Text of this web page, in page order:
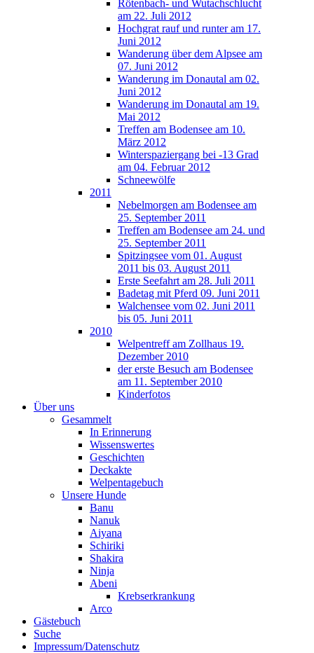
Rötenbach- und Wutachschlucht
am 22. Juli 2012
Hochgrat rauf und runter am 17.
Juni 2012
Wanderung über dem Alpsee am
07. Juni 2012
Wanderung im Donautal am 02.
Juni 2012
Wanderung im Donautal am 19.
Mai 2012
Treffen am Bodensee am 10.
März 2012
Winterspaziergang bei -13 Grad
am 04. Februar 2012
Schneewölfe
2011
Nebelmorgen am Bodensee am
25. September 2011
Treffen am Bodensee am 24. und
25. September 2011
Spitzingsee vom 01. August
2011 bis 03. August 2011
Erste Seefahrt am 28. Juli 2011
Badetag mit Pferd 09. Juni 2011
Walchensee vom 02. Juni 2011
bis 05. Juni 2011
2010
Welpentreff am Zollhaus 19.
Dezember 2010
der erste Besuch am Bodensee
am 11. September 2010
Kinderfotos
Über uns
Gesammelt
In Erinnerung
Wissenswertes
Geschichten
Deckakte
Welpentagebuch
Unsere Hunde
Banu
Nanuk
Aiyana
Schiriki
Shakira
Ninja
Abeni
Krebserkrankung
Arco
Gästebuch
Suche
Impressum/Datenschutz